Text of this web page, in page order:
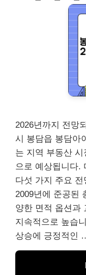
2026년까지 전망
시 봉담읍 봉담아
는 지역 부동산
으로 예상됩니다.
다섯 가지 주요
2009년에 준공된
양한 면적 옵션과
지속적으로 높습
상승에 긍정적인